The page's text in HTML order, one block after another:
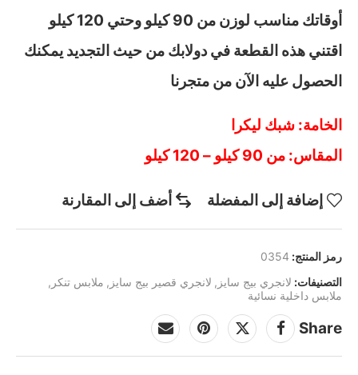
أوقاتك مناسب لوزن من 90 كيلو وحتي 120 كيلو
اقتني هذه القطعة في دولابك من حيث التجديد يمكنك
الحصول عليه الآن من متجرنا
الخامة: شبك ليكرا
المقاس: من 90 كيلو – 120 كيلو
إضافة إلى المفضلة أضف إلى المقارنة
رمز المنتج: 0354
التصنيفات: لانجري بيج سايز , لانجري قصير بيج سايز , ملابس تنكر ,
ملابس داخلية نسائية
Share